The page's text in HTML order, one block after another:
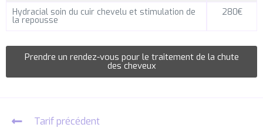
Hydracial soin du cuir chevelu et stimulation de
la repousse
280€
Prendre un rendez-vous pour le traitement de la chute
des cheveux
Tarif précédent